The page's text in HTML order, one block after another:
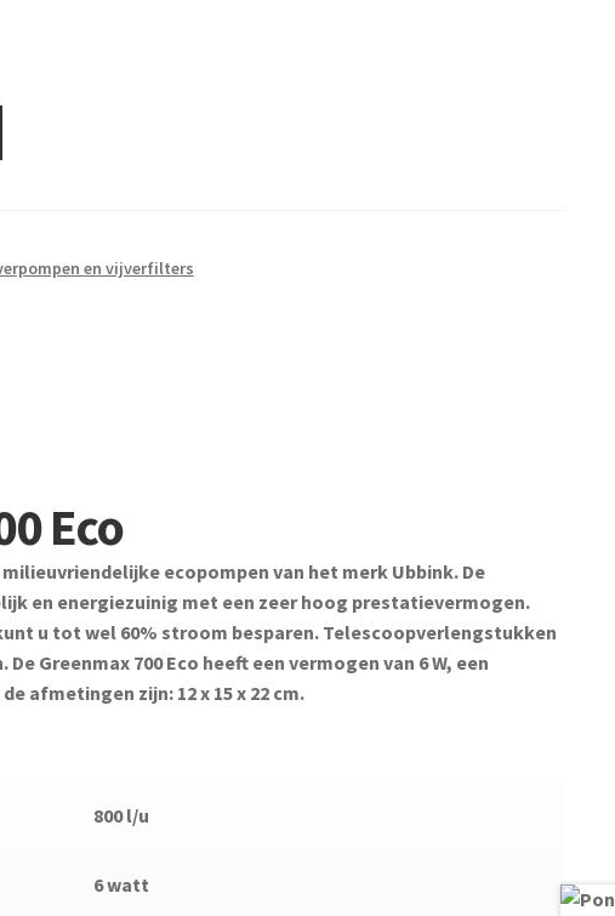
en vijverfilters
Eco
ecopompen van het merk Ubbink. De
en energiezuinig met een zeer hoog prestatievermogen.
u tot wel 60% stroom besparen. Telescoopverlengstukken
Greenmax 700 Eco heeft een vermogen van 6 W, een
afmetingen zijn: 12 x 15 x 22 cm.
800 l/u
6 watt